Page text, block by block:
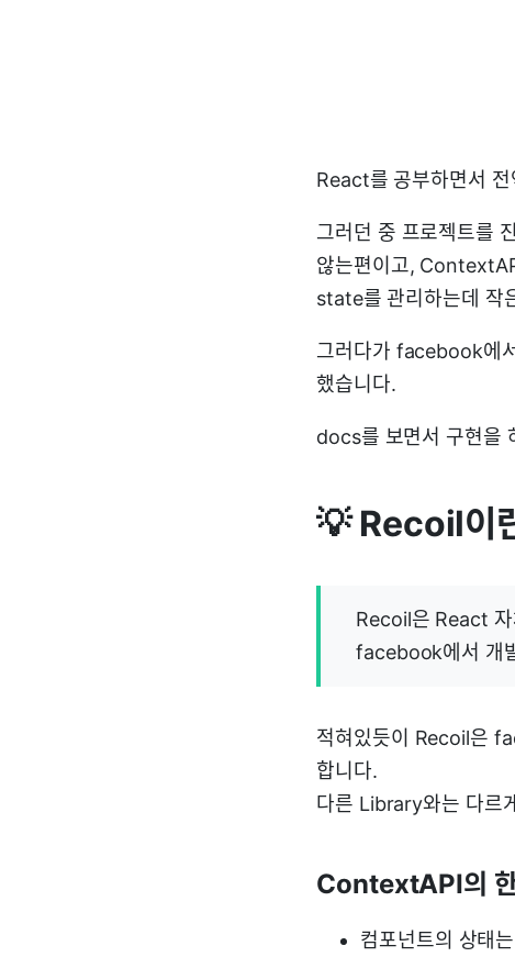
React를 공부하면서
그러던 중 프로젝트를
않는편이고,
state를 관리하는데 작
그러다가 facebook에
했습니다.
docs를 보면서 구현을
💡 Recoil이
Recoil은 React
facebook에서 개
적혀있듯이 Recoil은
합니다.
다른 Library와는 다르
ContextAPI의 한
컴포넌트의 상태